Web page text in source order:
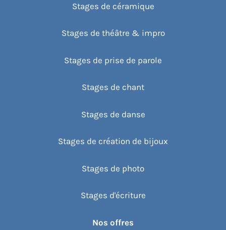
Stages de céramique
Stages de théâtre & impro
Stages de prise de parole
Stages de chant
Stages de danse
Stages de création de bijoux
Stages de photo
Stages d'écriture
Nos offres